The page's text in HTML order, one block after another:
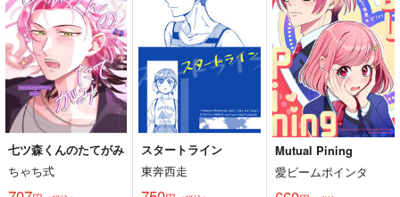
七ツ森くんのたてがみ
ちゃち式
スタートライン
東奔西走
Mutual Pining
愛ビームポインタ